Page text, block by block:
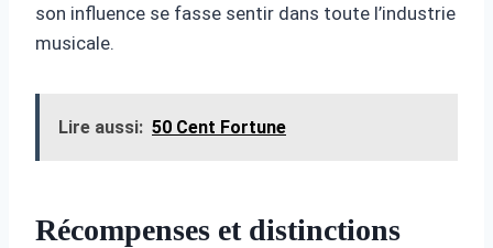
son influence se fasse sentir dans toute l’industrie
musicale.
Lire aussi: 50 Cent Fortune
Récompenses et distinctions